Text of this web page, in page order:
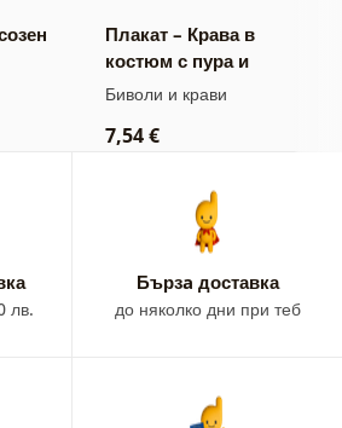
Плакат – Крава в
костюм с пура и
уиски
Биволи и крави
7,54 €
лв.
Бързa доставка
до няколко дни при теб